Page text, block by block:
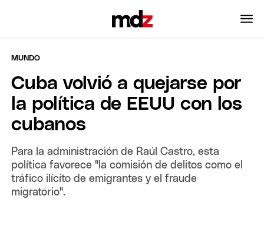
MUNDO
Cuba volvió a quejarse por
la política de EEUU con los
cubanos
Para la administración de Raúl Castro, esta
política favorece "la comisión de delitos como el
tráfico ilícito de emigrantes y el fraude
migratorio".